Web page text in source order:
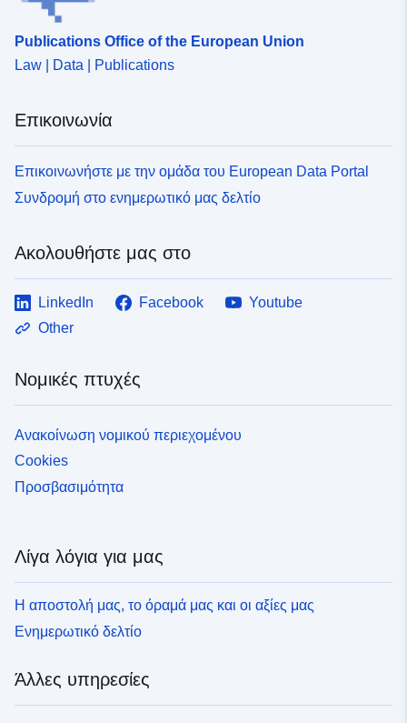
uriRef:
9b69-450b-b998-a080717b0b6d
Publications Office of the European Union
Law | Data | Publications
Επικοινωνία
Επικοινωνήστε με την ομάδα του European Data Portal
Συνδρομή στο ενημερωτικό μας δελτίο
Ακολουθήστε μας στο
LinkedIn Facebook
Youtube
Other
Νομικές πτυχές
Ανακοίνωση νομικού περιεχομένου
Cookies
Προσβασιμότητα
Λίγα λόγια για μας
Η αποστολή μας, το όραμά μας και οι αξίες μας
Ενημερωτικό δελτίο
Άλλες υπηρεσίες